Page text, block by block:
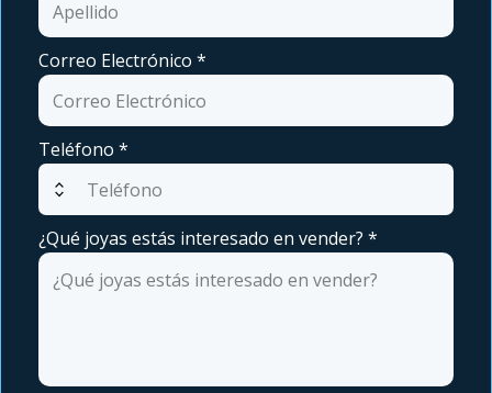
Correo Electrónico *
Teléfono *
expand_all
¿Qué joyas estás interesado en vender? *